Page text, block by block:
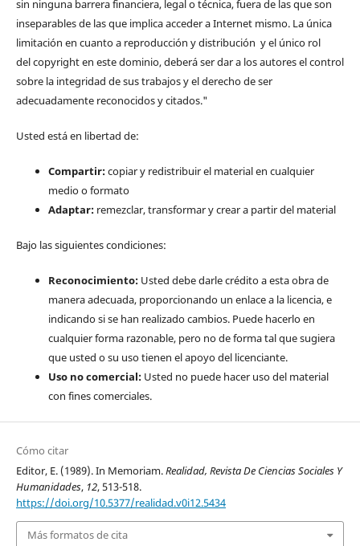
sin ninguna barrera financiera, legal o técnica, fuera de las que son
inseparables de las que implica acceder a Internet mismo. La única
limitación en cuanto a reproducción y distribución y el único rol
del copyright en este dominio, deberá ser dar a los autores el control
sobre la integridad de sus trabajos y el derecho de ser
adecuadamente reconocidos y citados."
Usted está en libertad de:
Compartir:copiar y redistribuir el material en cualquier
medio o formato
Adaptar:remezclar, transformar y crear a partir del material
Bajo las siguientes condiciones:
Reconocimiento:Usted debe darle crédito a esta obra de
manera adecuada, proporcionando un enlace a la licencia, e
indicando si se han realizado cambios. Puede hacerlo en
cualquier forma razonable, pero no de forma tal que sugiera
que usted o su uso tienen el apoyo del licenciante.
Uso no comercial:Usted no puede hacer uso del material
con fines comerciales.
Cómo citar
Editor, E. (1989). In Memoriam.Realidad, Revista De Ciencias Sociales Y
Humanidades, 12, 513-518.
https://doi.org/10.5377/realidad.v0i12.5434
Más formatos de cita